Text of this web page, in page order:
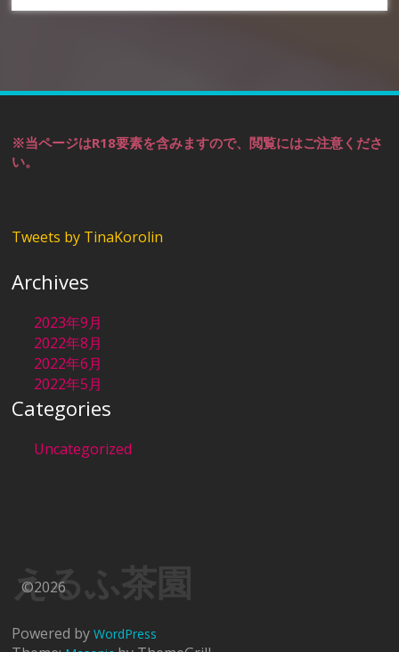
※当ページはR18要素を含みますので、閲覧にはご注意くださ
い。
Tweets by TinaKorolin
Archives
2023年9月
2022年8月
2022年6月
2022年5月
Categories
Uncategorized
えるふ茶園
©2026
Powered byWordPress